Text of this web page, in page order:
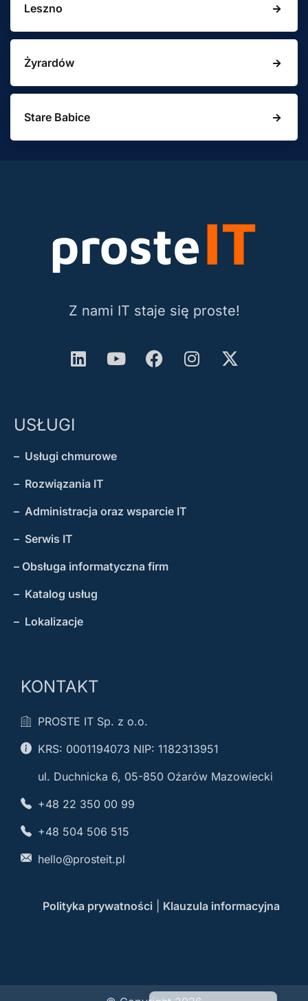
Leszno
Żyrardów
Stare Babice
Z nami IT staje się proste!
USŁUGI
– Usługi chmurowe
– Rozwiązania IT
– Administracja oraz wsparcie IT
– Serwis IT
– Obsługa informatyczna firm
– Katalog usług
– Lokalizacje
KONTAKT
PROSTE IT Sp. z o.o.
KRS: 0001194073 NIP: 1182313951
ul. Duchnicka 6, 05-850 Oźarów Mazowiecki
+48 22 350 00 99
+48 504 506 515
hello@prosteit.pl
Polityka prywatności| Klauzula informacyjna